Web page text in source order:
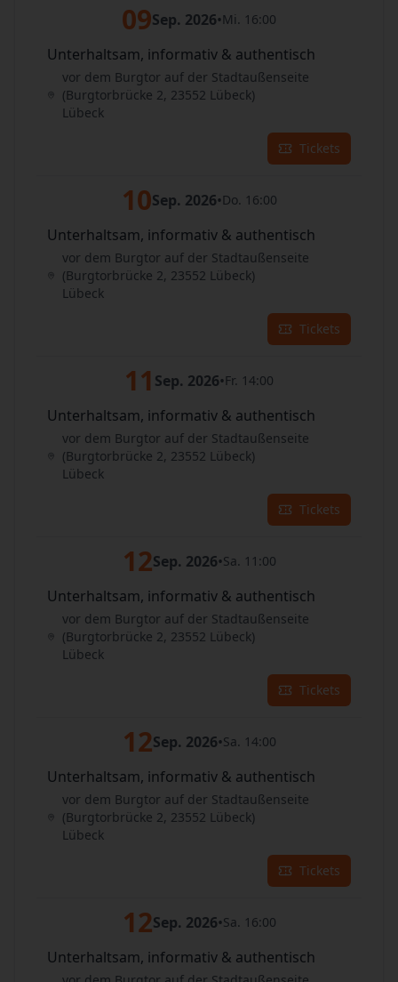
09Sep. 2026•Mi. 16:00
Unterhaltsam, informativ & authentisch
vor dem Burgtor auf der Stadtaußenseite
(Burgtorbrücke 2, 23552 Lübeck)
Lübeck
Tickets
10Sep. 2026•Do. 16:00
Unterhaltsam, informativ & authentisch
vor dem Burgtor auf der Stadtaußenseite
(Burgtorbrücke 2, 23552 Lübeck)
Lübeck
Tickets
11 Sep. 2026•Fr. 14:00
Unterhaltsam, informativ & authentisch
vor dem Burgtor auf der Stadtaußenseite
(Burgtorbrücke 2, 23552 Lübeck)
Lübeck
Tickets
12Sep. 2026•Sa. 11:00
Unterhaltsam, informativ & authentisch
vor dem Burgtor auf der Stadtaußenseite
(Burgtorbrücke 2, 23552 Lübeck)
Lübeck
Tickets
12Sep. 2026•Sa. 14:00
Unterhaltsam, informativ & authentisch
vor dem Burgtor auf der Stadtaußenseite
(Burgtorbrücke 2, 23552 Lübeck)
Lübeck
Tickets
12Sep. 2026•Sa. 16:00
Unterhaltsam, informativ & authentisch